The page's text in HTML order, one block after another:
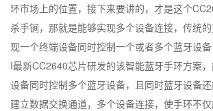
环市场上的位置，接下来要讲的，才是这个
杀手锏，那就是能够实现多个设备连接，传统
现一个终端设备同时控制一个或者多个蓝牙设
I最新CC2640芯片研发的该智能蓝牙手环方案
设备同时控制多个蓝牙设备，且同时蓝牙设备
建立数据交换通道，多个设备连接，使手环不仅